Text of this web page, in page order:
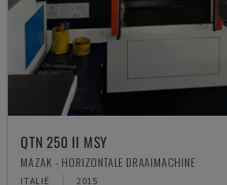
QTN 250 II MSY
MAZAK - HORIZONTALE DRAAIMACHINE
ITALIË 2015